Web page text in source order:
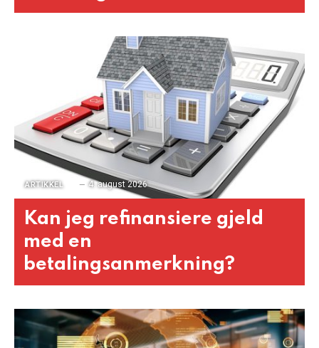
ARTIKKEL 4. august 2026
Kan jeg refinansiere gjeld
med en
betalingsanmerkning?